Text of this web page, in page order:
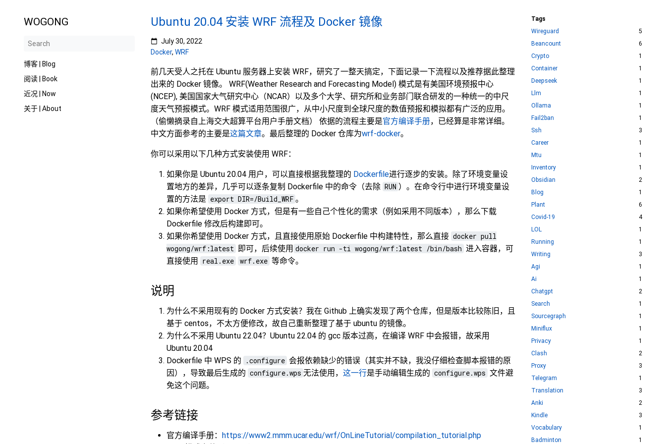
WOGONG
博客 | Blog
阅读 | Book
近况 | Now
关于 | About
Ubuntu 20.04 安装 WRF 流程及 Docker 镜像
July 30, 2022
Docker, WRF
前几天受人之托在 Ubuntu 服务器上安装 WRF，研究了一整天搞定，下面记录一下流程以及推荐据此整理
出来的 Docker 镜像。 WRF(Weather Research and Forecasting Model) 模式是有美国环境预报中心
(NCEP), 美国国家大气研究中心（NCAR）以及多个大学、研究所和业务部门联合研发的一种统一的中尺
度天气预报模式。WRF 模式适用范围很广，从中小尺度到全球尺度的数值预报和模拟都有广泛的应用。
（偷懒摘录自上海交大超算平台用户手册文档） 依据的流程主要是官方编译手册，已经算是非常详细。
中文方面参考的主要是这篇文章。最后整理的 Docker 仓库为wrf-docker。
你可以采用以下几种方式安装使用 WRF：
如果你是 Ubuntu 20.04 用户，可以直接根据我整理的 Dockerfile进行逐步的安装。除了环境变量设
置地方的差异，几乎可以逐条复制 Dockerfile 中的命令（去除 RUN ）。在命令行中进行环境变量设
置的方法是 export DIR=/Build_WRF 。
如果你希望使用 Docker 方式，但是有一些自己个性化的需求（例如采用不同版本），那么下载
Dockerfile 修改后构建即可。
如果你希望使用 Docker 方式，且直接使用原始 Dockerfile 中构建特性，那么直接 docker pull
wogong/wrf:latest 即可，后续使用 docker run -ti wogong/wrf:latest /bin/bash 进入容器，可
直接使用
real.exe wrf.exe 等命令。
说明
为什么不采用现有的 Docker 方式安装？我在 Github 上确实发现了两个仓库，但是版本比较陈旧，且
基于 centos，不太方便修改，故自己重新整理了基于 ubuntu 的镜像。
为什么不采用 Ubuntu 22.04？Ubuntu 22.04 的 gcc 版本过高，在编译 WRF 中会报错，故采用
Ubuntu 20.04
Dockerfile 中 WPS 的
.configure 会报依赖缺少的错误（其实并不缺，我没仔细检查脚本报错的原
因），导致最后生成的 configure.wps 无法使用， 这一行是手动编辑生成的 configure.wps 文件避
免这个问题。
参考链接
官方编译手册： https://www2.mmm.ucar.edu/wrf/OnLineTutorial/compilation_tutorial.php
Tags
Wireguard
5
Beancount
6
Crypto
1
Container
1
Deepseek
1
Llm
1
Ollama
1
Fail2ban
1
Ssh
3
Career
1
Mtu
1
Inventory
1
Obsidian
2
Blog
1
Plant
6
Covid-19
4
LOL
1
Running
1
Writing
3
Agi
1
Ai
1
Chatgpt
2
Search
1
Sourcegraph
1
Miniflux
1
Privacy
1
Clash
2
Proxy
3
Telegram
1
Translation
3
Anki
2
Kindle
3
Vocabulary
1
Badminton
1